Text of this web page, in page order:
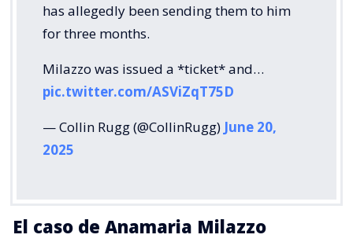
has allegedly been sending them to him
for three months.
Milazzo was issued a *ticket* and…
pic.twitter.com/ASViZqT75D
— Collin Rugg (@CollinRugg) June 20,
2025
El caso de Anamaria Milazzo